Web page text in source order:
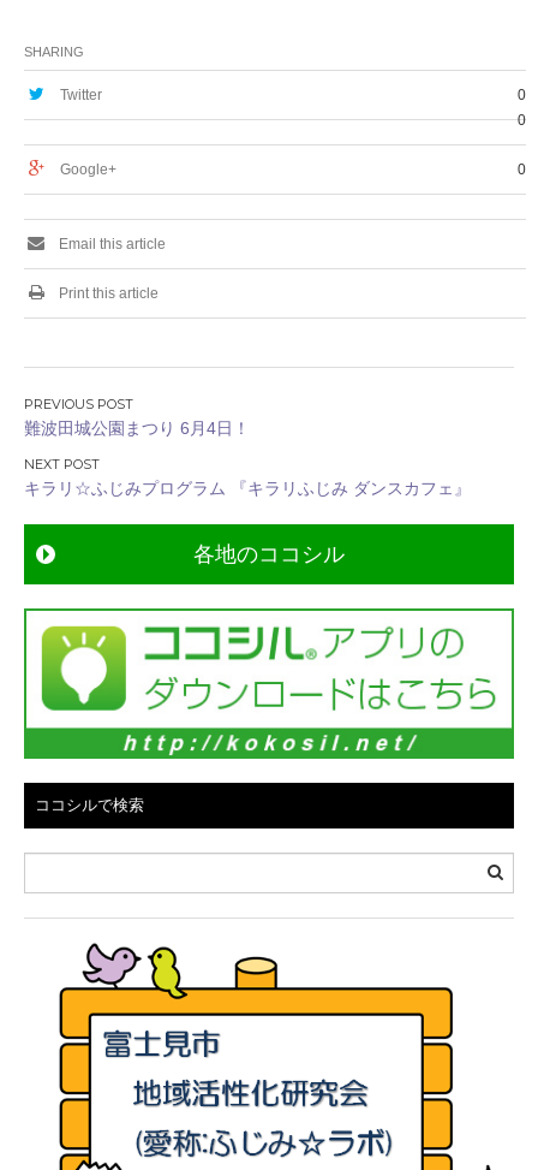
SHARING
Twitter
0
0
Google+ 0
Email this article
Print this article
投
稿
ナ
ビ
ゲ
ー
シ
ョ
ン
難波田城公園まつり 6月4日！
キラリ☆ふじみプログラム 『キラリふじみ ダンスカフェ』
各地のココシル
ココシルで検索